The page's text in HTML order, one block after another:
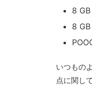
8
8
いつもの
点に関し